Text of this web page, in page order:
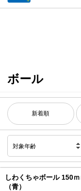
ボール
新着順
対象年齢
しわくちゃボール 150ｍ
（青）